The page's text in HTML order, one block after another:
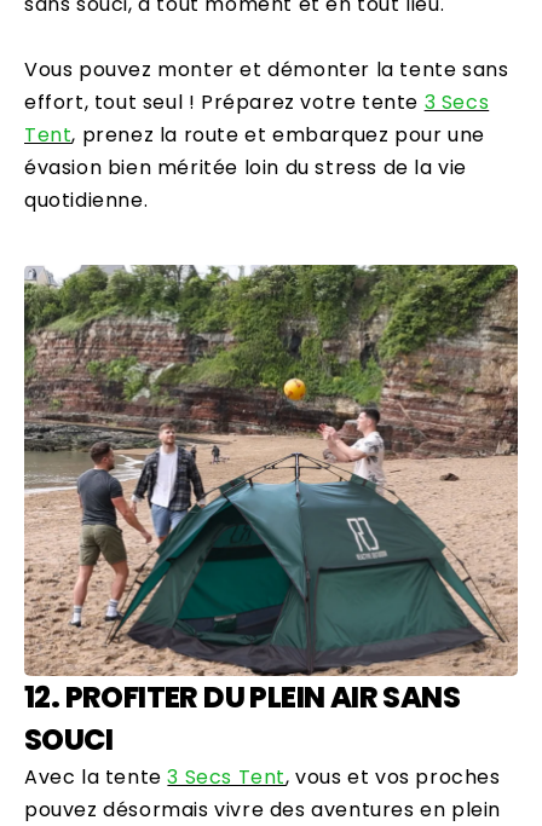
Vous pouvez monter et démonter la tente sans
effort, tout seul ! Préparez votre tente 3 Secs
Tent, prenez la route et embarquez pour une
évasion bien méritée loin du stress de la vie
quotidienne.
12. PROFITER DU PLEIN AIR SANS
SOUCI
Avec la tente3 Secs Tent, vous et vos proches
pouvez désormais vivre des aventures en plein